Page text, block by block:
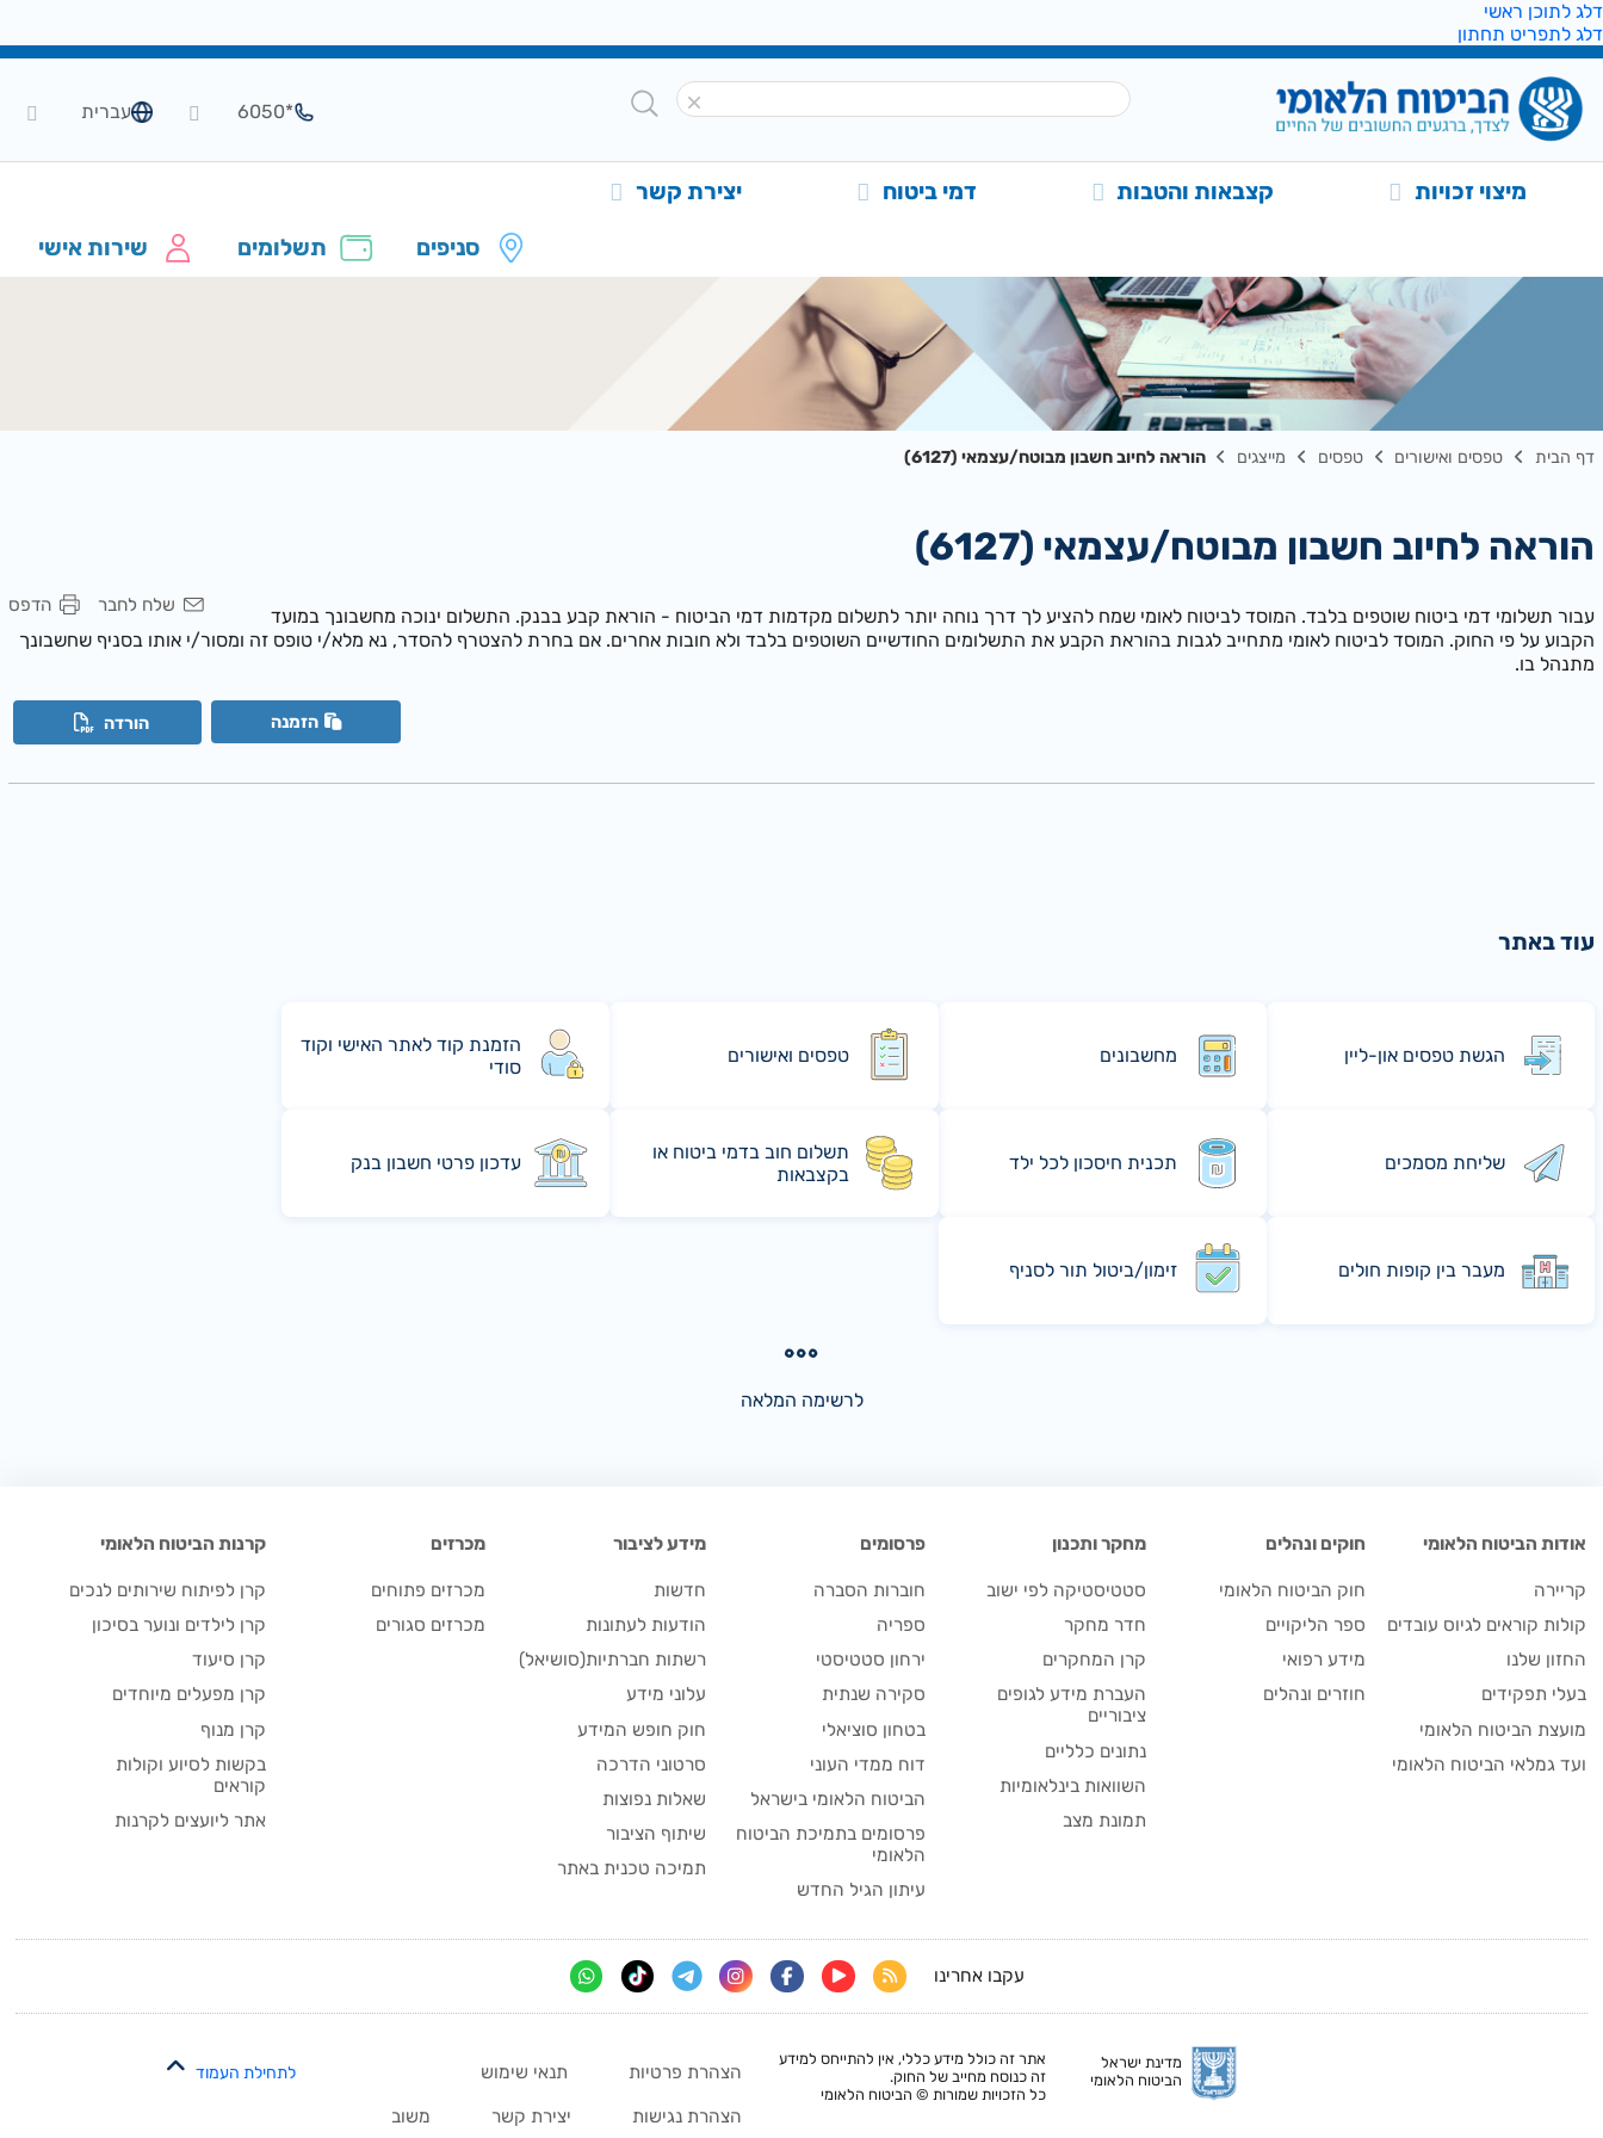
דלג לתוכן ראשי
דלג לתפריט תחתון
עברית *6050
מיצוי זכויות קצבאות והטבות דמי ביטוח יצירת קשר
סניפים תשלומים שירות אישי
דף הבית טפסים ואישורים טפסים מייצגים הוראה לחיוב חשבון מבוטח/עצמאי (6127)
הוראה לחיוב חשבון מבוטח/עצמאי (6127)
הדפס שלח לחבר
עבור תשלומי דמי ביטוח שוטפים בלבד. המוסד לביטוח לאומי שמח להציע לך דרך נוחה יותר לתשלום מקדמות דמי הביטוח - הוראת קבע בבנק. התשלום ינוכה מחשבונך במועד
הקבוע על פי החוק. המוסד לביטוח לאומי מתחייב לגבות בהוראת הקבע את התשלומים החודשיים השוטפים בלבד ולא חובות אחרים. אם בחרת להצטרף להסדר, נא מלא/י טופס זה ומסור/י אותו בסניף שחשבונך
מתנהל בו.
הורדה הזמנה
עוד באתר
הגשת טפסים און-ליין מחשבונים טפסים ואישורים
הזמנת קוד לאתר האישי וקוד
סודי
שליחת מסמכים תכנית חיסכון לכל ילד
תשלום חוב בדמי ביטוח או
בקצבאות
עדכון פרטי חשבון בנק
מעבר בין קופות חולים זימון/ביטול תור לסניף
לרשימה המלאה
אודות הביטוח הלאומי
קריירה
קולות קוראים לגיוס עובדים
החזון שלנו
בעלי תפקידים
מועצת הביטוח הלאומי
ועד גמלאי הביטוח הלאומי
חוקים ונהלים
חוק הביטוח הלאומי
ספר הליקויים
מידע רפואי
חוזרים ונהלים
מחקר ותכנון
סטטיסטיקה לפי ישוב
חדר מחקר
קרן המחקרים
העברת מידע לגופים
ציבוריים
נתונים כלליים
השוואות בינלאומיות
תמונת מצב
פרסומים
חוברות הסברה
ספריה
ירחון סטטיסטי
סקירה שנתית
בטחון סוציאלי
דוח ממדי העוני
הביטוח הלאומי בישראל
פרסומים בתמיכת הביטוח
הלאומי
עיתון הגיל החדש
מידע לציבור
חדשות
הודעות לעתונות
רשתות חברתיות(סושיאל)
עלוני מידע
חוק חופש המידע
סרטוני הדרכה
שאלות נפוצות
שיתוף הציבור
תמיכה טכנית באתר
מכרזים
מכרזים פתוחים
מכרזים סגורים
קרנות הביטוח הלאומי
קרן לפיתוח שירותים לנכים
קרן לילדים ונוער בסיכון
קרן סיעוד
קרן מפעלים מיוחדים
קרן מנוף
בקשות לסיוע וקולות
קוראים
אתר ליועצים לקרנות
מדינת ישראל
הביטוח הלאומי
אתר זה כולל מידע כללי, אין להתייחס למידע
זה כנוסח מחייב של החוק.
כל הזכויות שמורות © הביטוח הלאומי
עקבו אחרינו
הצהרת פרטיות תנאי שימוש
הצהרת נגישות יצירת קשר משוב
לתחילת העמוד